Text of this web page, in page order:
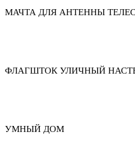
МАЧТА ДЛЯ АНТЕННЫ
ФЛАГШТОК УЛИЧНЫЙ
УМНЫЙ ДОМ